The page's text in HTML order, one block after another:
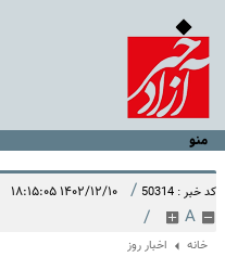
منو
کد خبر : 50314 / ۱۴۰۲/۱۲/۱۰ ۱۸:۱۵:۰۵
A
/
خانه اخبار روز